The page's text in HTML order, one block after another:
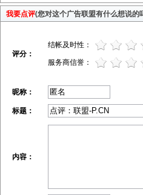
我要点评(您对这个广告联盟有什么想说
评分：
结帐及时性：
服务商信誉：
昵称：
标题：
内容：